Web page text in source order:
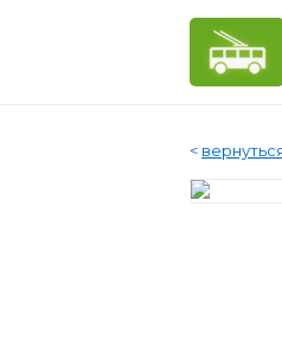
<